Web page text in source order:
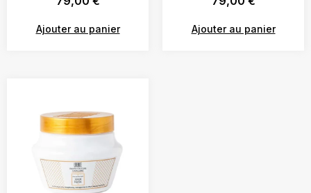
Ajouter au panier Ajouter au panier